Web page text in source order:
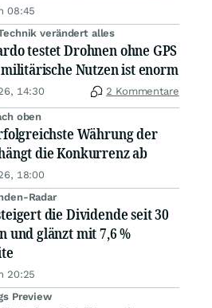
08:45
verändert alles
testet Drohnen ohne GPS
Nutzen ist enorm
14:30 2 Kommentare
oben
Währung der
die Konkurrenz ab
18:00
Radar
die Dividende seit 30
und glänzt mit 7,6 %
20:25
Preview